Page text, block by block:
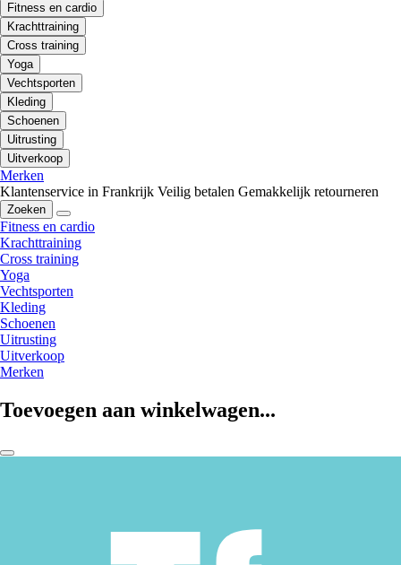
Fitness en cardio
Krachttraining
Cross training
Yoga
Vechtsporten
Kleding
Schoenen
Uitrusting
Uitverkoop
Merken
Klantenservice in Frankrijk Veilig betalen Gemakkelijk retourneren
Zoeken
Fitness en cardio
Krachttraining
Cross training
Yoga
Vechtsporten
Kleding
Schoenen
Uitrusting
Uitverkoop
Merken
Toevoegen aan winkelwagen...